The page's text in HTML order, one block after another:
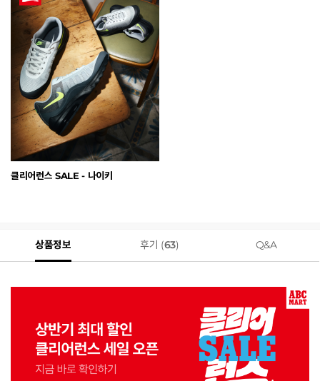
클리어런스 SALE - 나이키
상품정보 후기 (63) Q&A